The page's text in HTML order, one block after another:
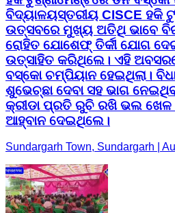
ବିଦ୍ୟାଳୟସ୍ତରୀୟ CISCE ହକି
ଉତ୍ସବରେ ମୁଖ୍ୟ ଅତିଥି ଭାବେ
ରୋହିତ ଯୋଶେଫ୍ ତିର୍କୀ ଯୋଗ
ଉତ୍ସାହିତ କରିଥିଲେ। ଏହି
ବସ୍କୋ ଚମ୍ପିୟାନ ହେଇଥିଲା।
ଶୁଭେଚ୍ଛା ଦେବା ସହ ଭାଗ
କ୍ରୀଡା ପ୍ରତି ରୁଚି ରଖି ଭଲ ଖେଳ
ଆହ୍ବାନ ଦେଇଥିଲେ।
Sundargarh Town, Sundargarh |